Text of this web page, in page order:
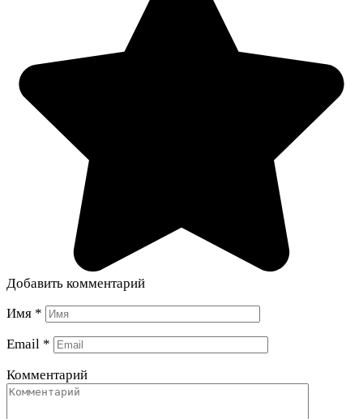
Добавить комментарий
Имя *
Email *
Комментарий